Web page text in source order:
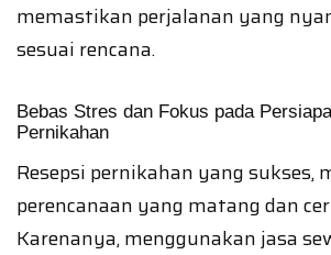
memastikan perjalanan yang
sesuai rencana.
Bebas Stres dan Fokus pada
Pernikahan
Resepsi pernikahan yang sukses,
perencanaan yang matang dan
Karenanya, menggunakan jasa